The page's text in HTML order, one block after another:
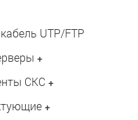
UTP/FTP
+
СКС +
+